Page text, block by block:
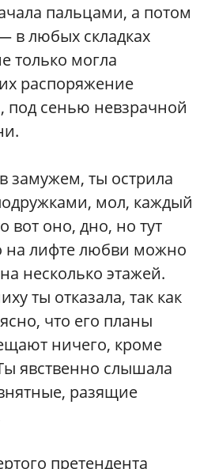
пальцами, а потом
в любых складках
только могла
распоряжение
под сенью невзрачной
замужем, ты острила
мол, каждый
вот оно, дно, но тут
на лифте любви можно
несколько этажей.
ты отказала, так как
что его планы
ничего, кроме
явственно слышала
разящие
претендента